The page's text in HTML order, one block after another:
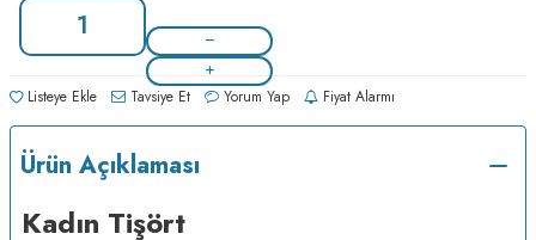
Listeye Ekle Tavsiye Et Yorum Yap Fiyat Alarmı
Ürün Açıklaması
Kadın Tişört